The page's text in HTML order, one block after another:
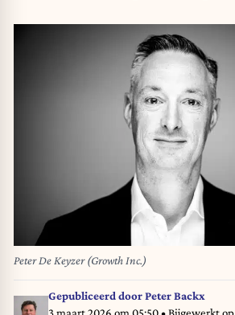
Peter De Keyzer (Growth Inc.)
Gepubliceerd doorPeter Backx
3 maart 2026 om 05:50• Bijgewerkt op